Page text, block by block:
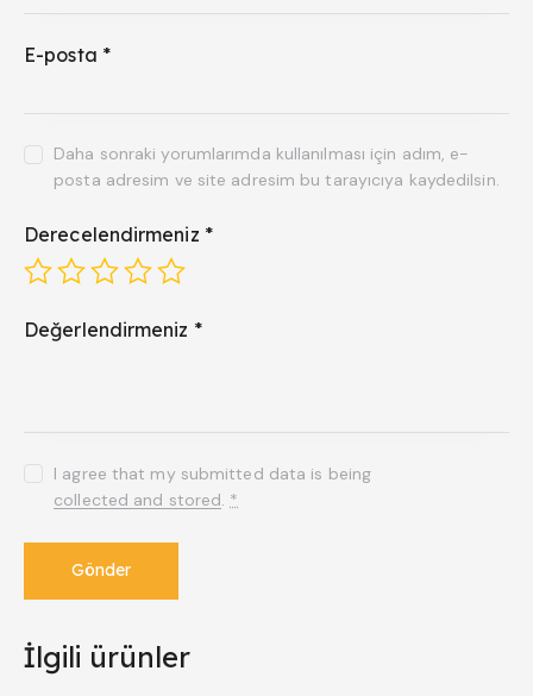
E-posta *
Daha sonraki yorumlarımda kullanılması için adım, e-
posta adresim ve site adresim bu tarayıcıya kaydedilsin.
Derecelendirmeniz *
Değerlendirmeniz *
I agree that my submitted data is being
collected and stored *
İlgili ürünler